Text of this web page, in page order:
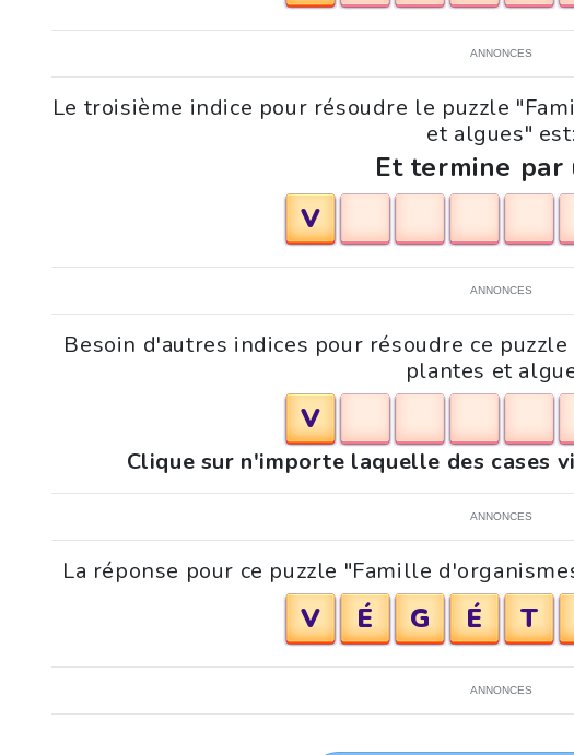
ANNONCES
Le troisième indice pour résoudre le puzzle
et algues" est:
Et termine par
V
ANNONCES
Besoin d'autres indices pour résoudre ce
plantes et
V
Clique sur n'importe laquelle des cases
ANNONCES
La réponse pour ce puzzle "Famille
V É G É T
ANNONCES